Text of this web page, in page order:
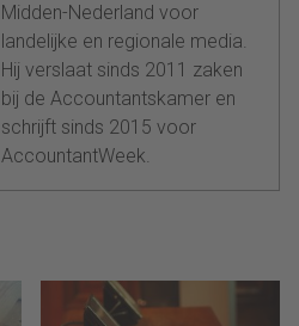
Midden-Nederland voor
landelijke en regionale media.
Hij verslaat sinds 2011 zaken
bij de Accountantskamer en
schrijft sinds 2015 voor
AccountantWeek.